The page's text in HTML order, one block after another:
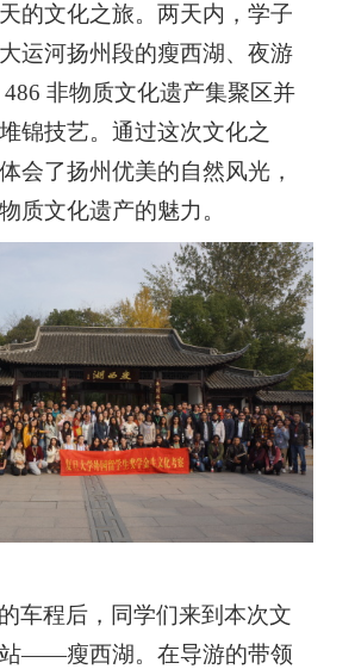
的文化之旅。两天内，学子
运河扬州段的瘦西湖、夜游
486 非物质文化遗产集聚区并
锦技艺。通过这次文化之
会了扬州优美的自然风光，
质文化遗产的魅力。
车程后，同学们来到本次文
——瘦西湖。在导游的带领